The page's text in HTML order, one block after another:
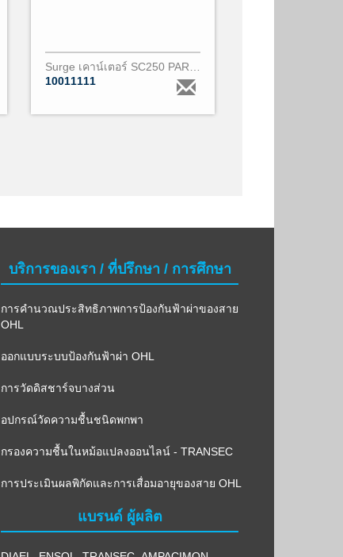
10011111
บริการของเรา / ที่ปรึกษา / การศึกษา
การคำนวณประสิทธิภาพการป้องกันฟ้าผ่าของสาย
OHL
ออกแบบระบบป้องกันฟ้าผ่า OHL
การวัดดิสชาร์จบางส่วน
อปกรณ์วัดความชื้นชนิดพกพา
กรองความชื้นในหม้อแปลงออนไลน์ - TRANSEC
การประเมินผลพิกัดและการเสื่อมอายุของสาย OHL
แบรนด์ ผู้ผลิต